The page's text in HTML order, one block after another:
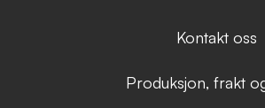
Kontakt oss
Produksjon, frakt